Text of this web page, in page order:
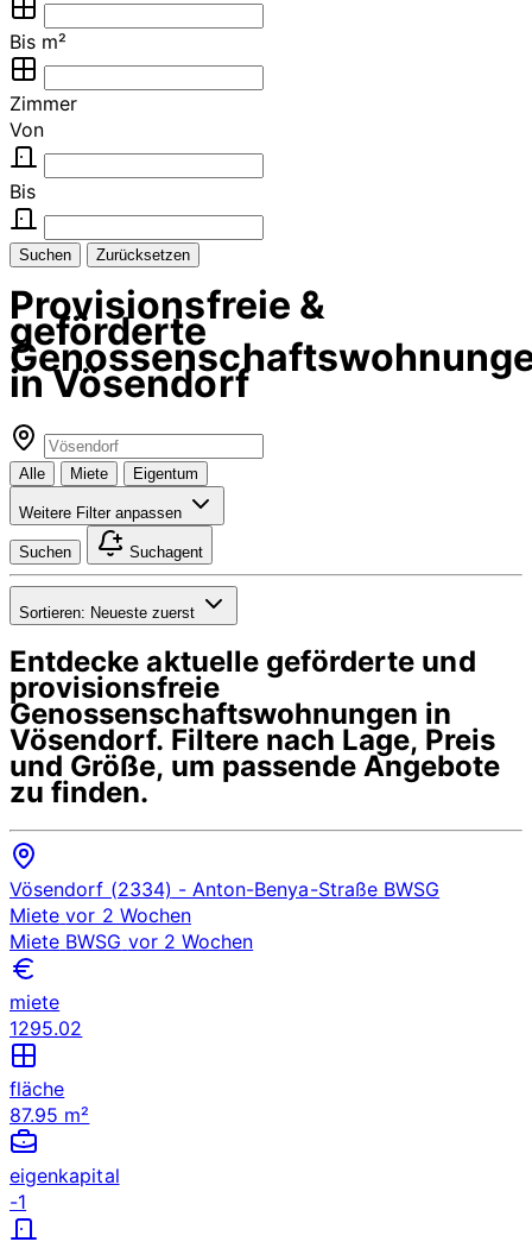
Bis m²
Zimmer
Von
Bis
Suchen Zurücksetzen
Provisionsfreie &
geförderte
in Vösendorf
Alle Miete Eigentum
Weitere Filter anpassen
Suchen Suchagent
Sortieren: Neueste zuerst
Entdecke aktuelle geförderte und
provisionsfreie
Genossenschaftswohnungen in
Vösendorf. Filtere nach Lage, Preis
und Größe, um passende Angebote
zu finden.
Vösendorf (2334) - Anton-Benya-Straße BWSG
Miete vor 2 Wochen
Miete BWSG vor 2 Wochen
miete
1295.02
fläche
87.95 m²
eigenkapital
-1